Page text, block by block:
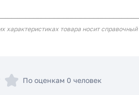
характеристиках товара носит
По оценкам 0 человек